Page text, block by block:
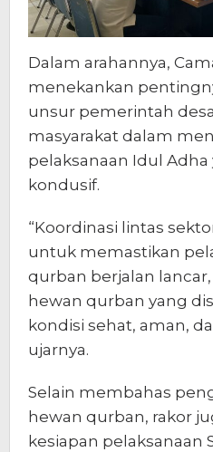
Dalam arahannya,
menekankan
unsur pemerintah
masyarakat dalam
pelaksanaan Idul
kondusif.
“Koordinasi lintas
untuk memastikan
qurban berjalan
hewan qurban yang
kondisi sehat, aman,
ujarnya.
Selain membahas
hewan qurban, rakor
kesiapan pelaksanaan